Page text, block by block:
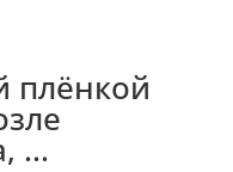
плёнкой
...